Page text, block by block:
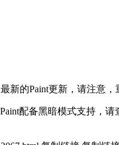
新的Paint更新，请注意，
配备黑暗模式支持，